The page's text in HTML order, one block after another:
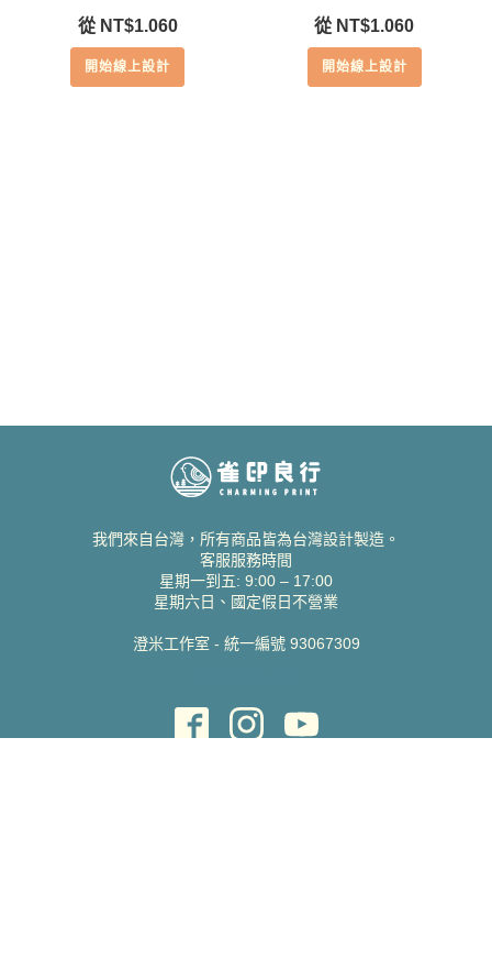
從 NT$1.060
開始線上設計
從 NT$1.060
開始線上設計
我們來自台灣，所有商品皆為台灣設計製造。
客服服務時間
星期一到五: 9:00 – 17:00
星期六日、國定假日不營業
澄米工作室 - 統一編號 93067309